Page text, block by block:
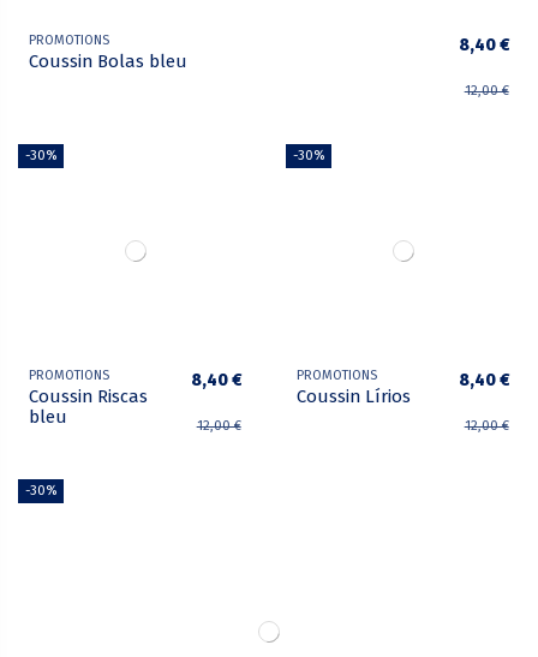
PROMOTIONS
Coussin Bolas bleu
8,40 €
12,00 €
-30%
PROMOTIONS
Coussin Riscas
bleu
8,40 €
12,00 €
-30%
PROMOTIONS
Coussin Lírios
8,40 €
12,00 €
-30%